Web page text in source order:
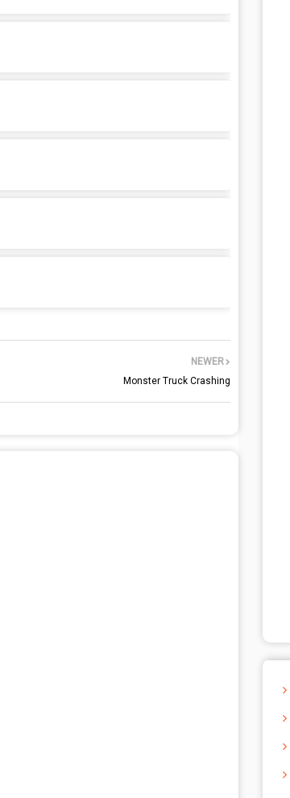
NEWER
Monster Truck Crashing